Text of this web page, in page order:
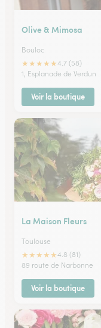
Olive & Mimosa
Bouloc
★★★★★4.7 (58)
1, Esplanade de Verdun
Voir la boutique
La Maison Fleurs
Toulouse
★★★★★4.8 (81)
89 route de Narbonne
Voir la boutique